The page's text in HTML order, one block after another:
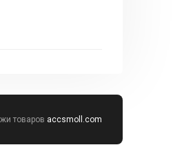
товаров accsmoll.com